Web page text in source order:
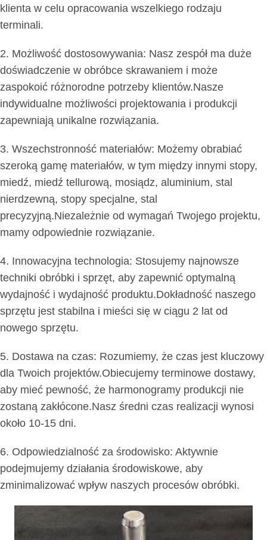
klienta w celu opracowania wszelkiego rodzaju
terminali.
2. Możliwość dostosowywania: Nasz zespół ma duże
doświadczenie w obróbce skrawaniem i może
zaspokoić różnorodne potrzeby klientów.Nasze
indywidualne możliwości projektowania i produkcji
zapewniają unikalne rozwiązania.
3. Wszechstronność materiałów: Możemy obrabiać
szeroką gamę materiałów, w tym między innymi stopy,
miedź, miedź tellurową, mosiądz, aluminium, stal
nierdzewną, stopy specjalne, stal
precyzyjną.Niezależnie od wymagań Twojego projektu,
mamy odpowiednie rozwiązanie.
4. Innowacyjna technologia: Stosujemy najnowsze
techniki obróbki i sprzęt, aby zapewnić optymalną
wydajność i wydajność produktu.Dokładność naszego
sprzętu jest stabilna i mieści się w ciągu 2 lat od
nowego sprzętu.
5. Dostawa na czas: Rozumiemy, że czas jest kluczowy
dla Twoich projektów.Obiecujemy terminowe dostawy,
aby mieć pewność, że harmonogramy produkcji nie
zostaną zakłócone.Nasz średni czas realizacji wynosi
około 10-15 dni.
6. Odpowiedzialność za środowisko: Aktywnie
podejmujemy działania środowiskowe, aby
zminimalizować wpływ naszych procesów obróbki.